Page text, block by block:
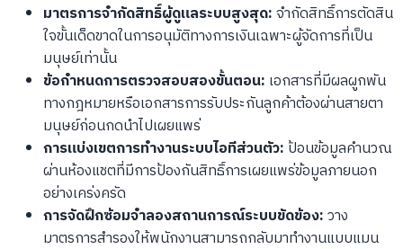
มาตรการจำกัดสิทธิ์ผู้ดูแลระบบสูงสุด:จำกัดสิทธิ์การตัดสิน
ใจขั้นเด็ดขาดในการอนุมัติทางการเงินเฉพาะผู้จัดการที่เป็น
มนุษย์เท่านั้น
ข้อกำหนดการตรวจสอบสองขั้นตอน: เอกสารที่มีผลผูกพัน
ทางกฎหมายหรือเอกสารการรับประกันลูกค้าต้องผ่านสายตา
มนุษย์ก่อนกดนำไปเผยแพร่
การแบ่งเขตการทำงานระบบไอทีส่วนตัว: ป้อนข้อมูลคำนวณ
ผ่านห้องแชตที่มีการป้องกันสิทธิ์การเผยแพร่ข้อมูลภายนอก
อย่างเคร่งครัด
การจัดฝึกซ้อมจำลองสถานการณ์ระบบขัดข้อง:วาง
มาตรการสำรองให้พนักงานสามารถกลับมาทำงานแบบแมน